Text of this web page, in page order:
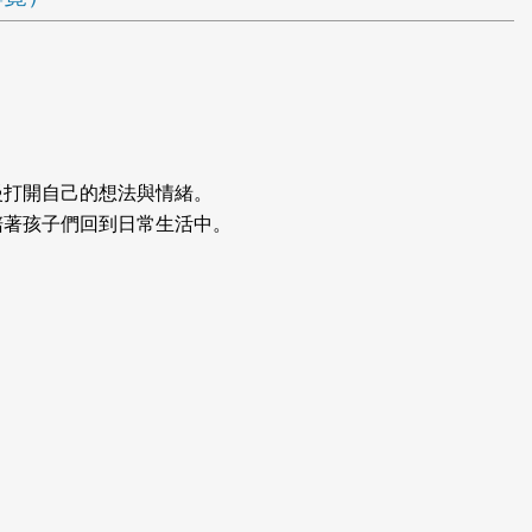
開自己的想法與情緒。
孩子們回到日常生活中。